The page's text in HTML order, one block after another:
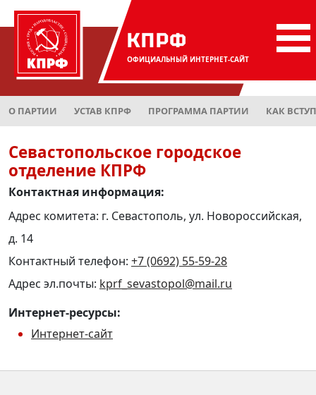
КПРФ
ОФИЦИАЛЬНЫЙ ИНТЕРНЕТ-САЙТ
О ПАРТИИ УСТАВ КПРФ ПРОГРАММА ПАРТИИ КАК
Севастопольское городское
отделение КПРФ
Контактная информация:
Адрес комитета: г. Севастополь, ул. Новороссийская,
д. 14
Контактный телефон: +7 (0692) 55-59-28
Адрес эл.почты: kprf_sevastopol@mail.ru
Интернет-ресурсы:
Интернет-сайт